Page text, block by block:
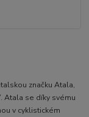
značku Atala,
Atala se díky svému
v cyklistickém